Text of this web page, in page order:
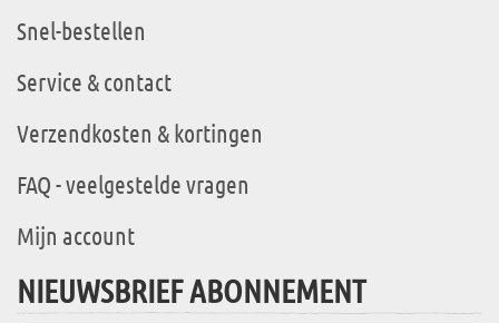
Snel-bestellen
Service & contact
Verzendkosten & kortingen
FAQ - veelgestelde vragen
Mijn account
NIEUWSBRIEF ABONNEMENT